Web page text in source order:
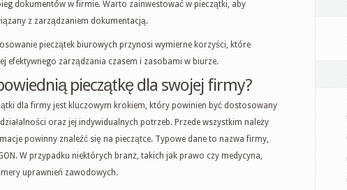
dokumentów w firmie. Warto zainwestować w pieczątki, aby
z zarządzaniem dokumentacją.
pieczątek biurowych przynosi wymierne korzyści, które
efektywnego zarządzania czasem i zasobami w biurze.
pieczątkę dla swojej firmy?
dla firmy jest kluczowym krokiem, który powinien być dostosowany
oraz jej indywidualnych potrzeb. Przede wszystkim należy
powinny znaleźć się na pieczątce. Typowe dane to nazwa firmy,
W przypadku niektórych branż, takich jak prawo czy medycyna,
uprawnień zawodowych.